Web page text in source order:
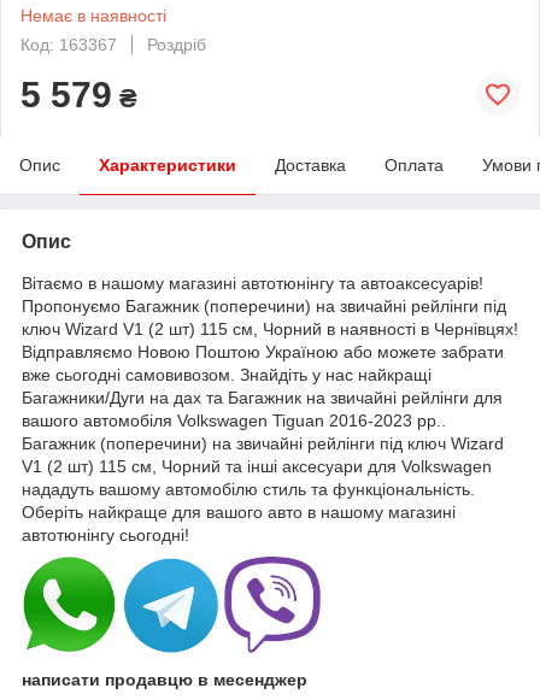
Немає в наявності
Код: 163367
Роздріб
5 579 ₴
Опис Характеристики Доставка Оплата Умови
Опис
Вітаємо в нашому магазині автотюнінгу та автоаксесуарів!
Пропонуємо Багажник (поперечини) на звичайні рейлінги під
ключ Wizard V1 (2 шт) 115 см, Чорний в наявності в Чернівцях!
Відправляємо Новою Поштою Україною або можете забрати
вже сьогодні самовивозом. Знайдіть у нас найкращі
Багажники/Дуги на дах та Багажник на звичайні рейлінги для
вашого автомобіля Volkswagen Tiguan 2016-2023 рр..
Багажник (поперечини) на звичайні рейлінги під ключ Wizard
V1 (2 шт) 115 см, Чорний та інші аксесуари для Volkswagen
нададуть вашому автомобілю стиль та функціональність.
Оберіть найкраще для вашого авто в нашому магазині
автотюнінгу сьогодні!
написати продавцю в месенджер